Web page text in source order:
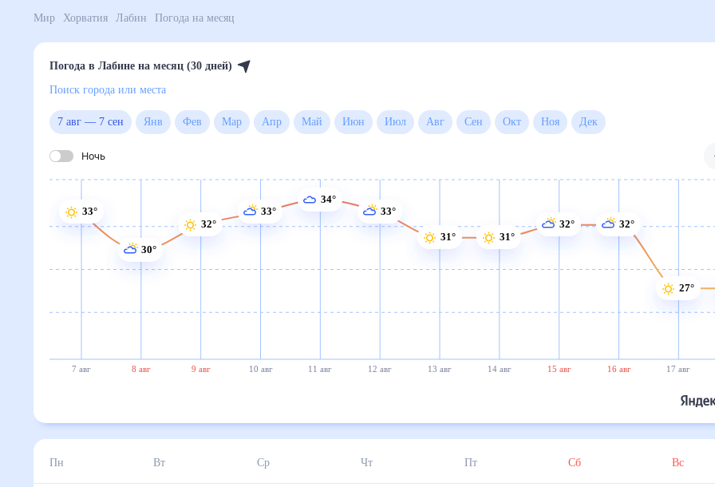
Мир Хорватия Лабин Погода на месяц
Погода в Лабине на месяц (30 дней)
Поиск города или места
7 авг—7 сен Янв Фев Мар Апр Май Июн Июл Авг Сен Окт Ноя
Ночь
7 авг 8 авг 9 авг 10 авг 11 авг 12 авг 13 авг 14 авг 15 авг 16 авг 17 авг
33°
30°
32°
33°
34°
33°
31°
31°
32° 32°
27°
Пн Вт Ср Чт Пт Сб Вс